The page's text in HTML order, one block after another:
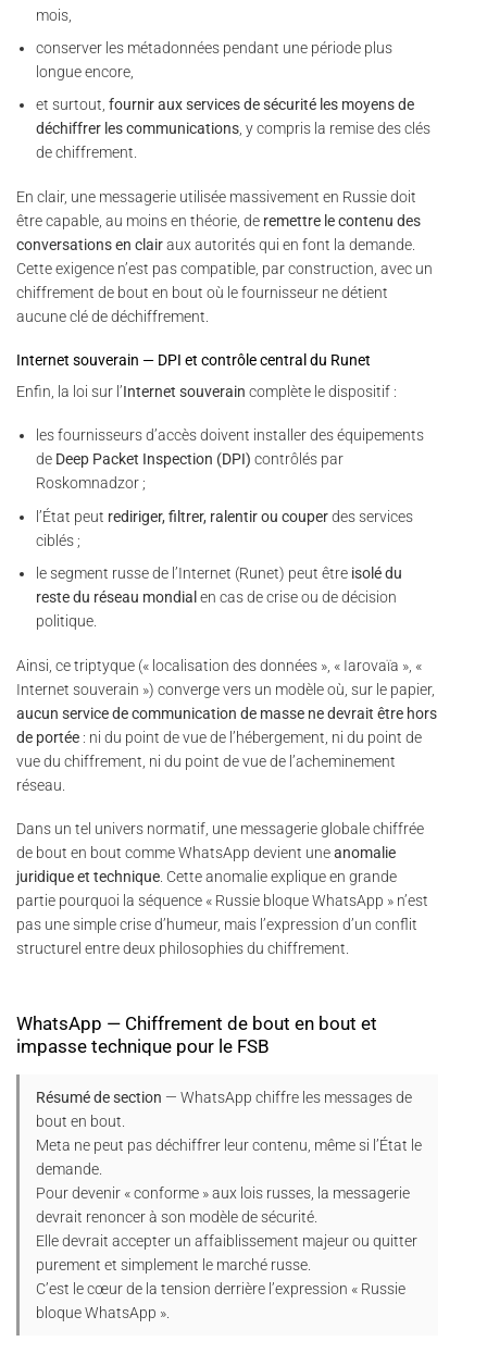
mois,
conserver les métadonnées pendant une période plus
longue encore,
et surtout,fournir aux services de sécurité les moyens de
déchiffrer les communications, y compris la remise des clés
de chiffrement.
En clair, une messagerie utilisée massivement en Russie doit
être capable, au moins en théorie, de remettre le contenu des
conversations en clairaux autorités qui en font la demande.
Cette exigence n’est pas compatible, par construction, avec un
chiffrement de bout en bout où le fournisseur ne détient
aucune clé de déchiffrement.
Internet souverain — DPI et contrôle central du Runet
Enfin, la loi sur l’Internet souverain complète le dispositif :
les fournisseurs d’accès doivent installer des équipements
de Deep Packet Inspection (DPI) contrôlés par
Roskomnadzor ;
l’État peut rediriger, filtrer, ralentir ou couperdes services
ciblés ;
le segment russe de l’Internet (Runet) peut être isolé du
reste du réseau mondial en cas de crise ou de décision
politique.
Ainsi, ce triptyque (« localisation des données », « Iarovaïa », «
Internet souverain ») converge vers un modèle où, sur le papier,
aucun service de communication de masse ne devrait être hors
de portée : ni du point de vue de l’hébergement, ni du point de
vue du chiffrement, ni du point de vue de l’acheminement
réseau.
Dans un tel univers normatif, une messagerie globale chiffrée
de bout en bout comme WhatsApp devient uneanomalie
juridique et technique . Cette anomalie explique en grande
partie pourquoi la séquence « Russie bloque WhatsApp » n’est
pas une simple crise d’humeur, mais l’expression d’un conflit
structurel entre deux philosophies du chiffrement.
WhatsApp — Chiffrement de bout en bout et
impasse technique pour le FSB
Résumé de section — WhatsApp chiffre les messages de
bout en bout.
Meta ne peut pas déchiffrer leur contenu, même si l’État le
demande.
Pour devenir « conforme » aux lois russes, la messagerie
devrait renoncer à son modèle de sécurité.
Elle devrait accepter un affaiblissement majeur ou quitter
purement et simplement le marché russe.
C’est le cœur de la tension derrière l’expression « Russie
bloque WhatsApp ».